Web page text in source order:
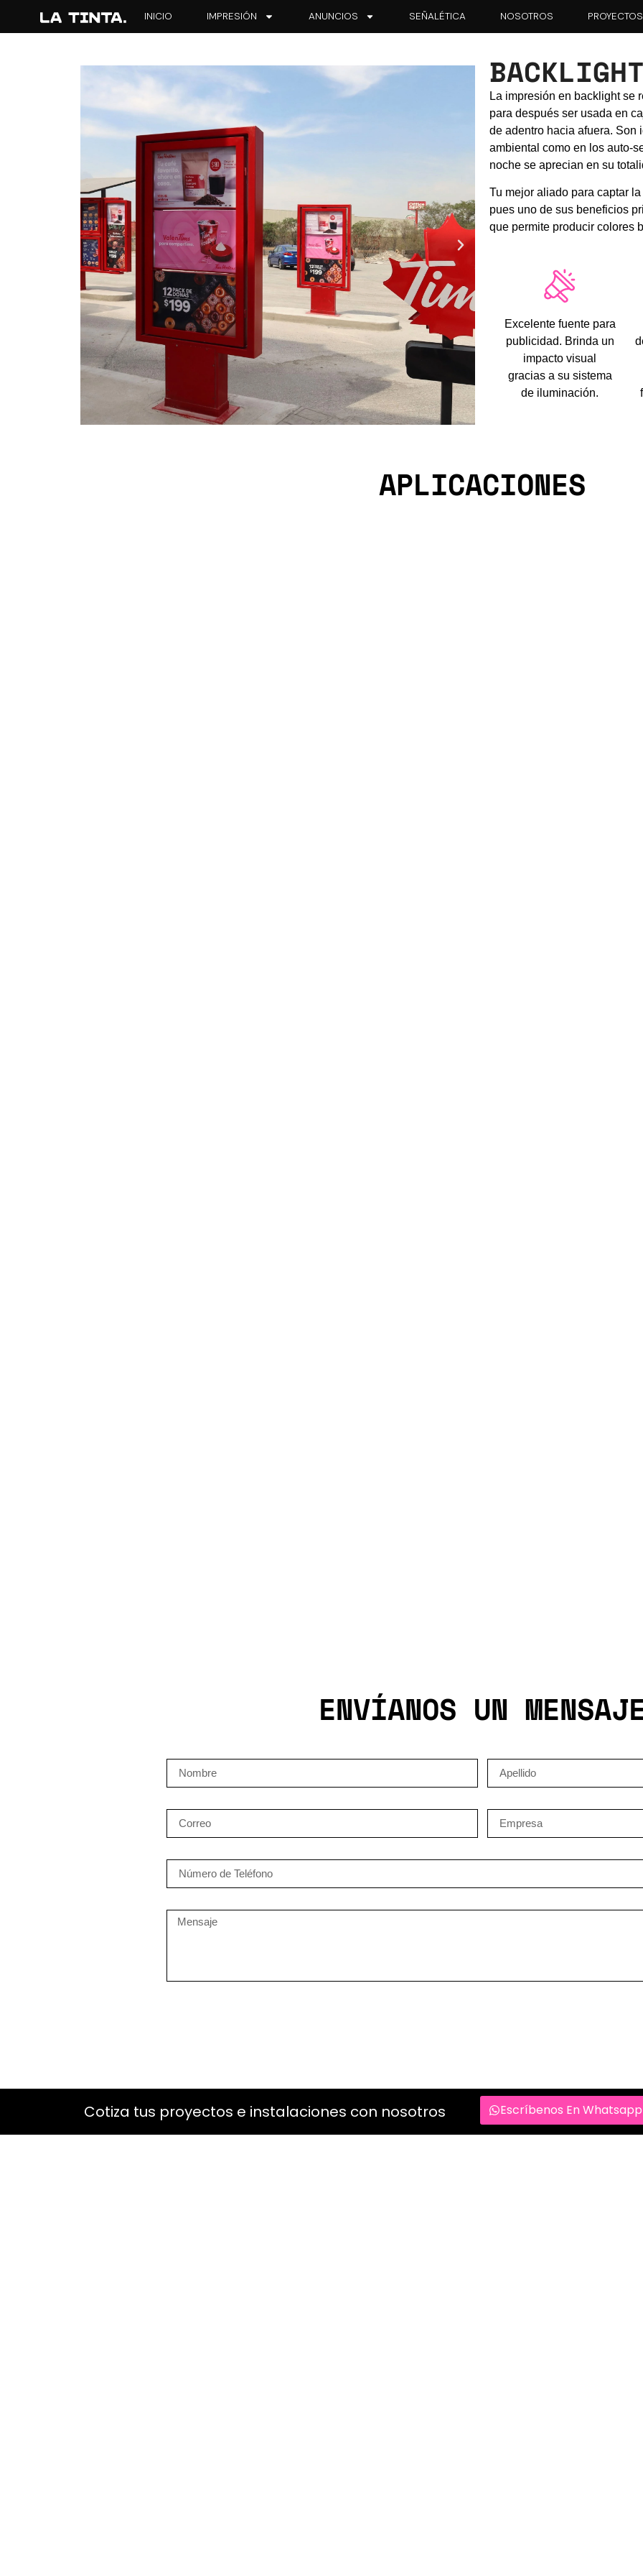
INICIO IMPRESIÓN ANUNCIOS SEÑALÉTICA NOSOTROS PROYECTOS
La impresión en backlight se
para después ser usada en
de adentro hacia afuera.
ambiental como en los auto-
noche se aprecian en su
Tu mejor aliado para captar
pues uno de sus beneficios
que permite producir colores
Excelente fuente para
publicidad. Brinda un
impacto visual
gracias a su sistema
de iluminación.
APLICACIONES
ENVÍANOS UN
OTROS SERVICIOS
Cotiza tus proyectos e instalaciones con nosotros Escríbenos En Whatsapp